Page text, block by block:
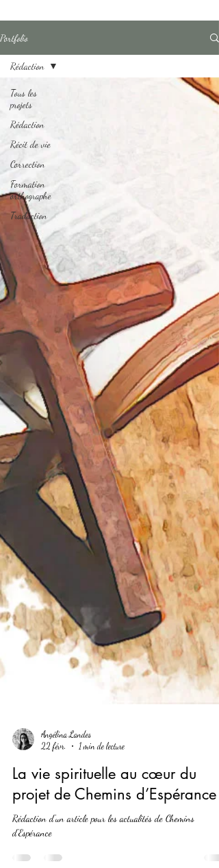
Portfolio
Tous les
projets
Rédaction
Récit de vie
Correction
Formation
orthographe
Traduction
Rédaction
Angélina Landes
22 févr.
1 min de lecture
La vie spirituelle au cœur du
projet de Chemins d’Espérance